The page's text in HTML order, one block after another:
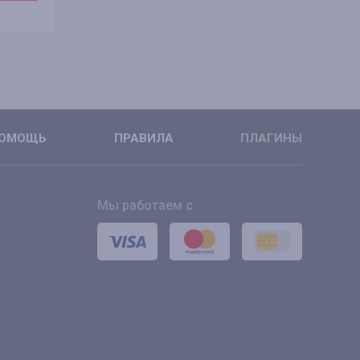
ПРАВИЛА ПЛАГИНЫ
Мы работаем с